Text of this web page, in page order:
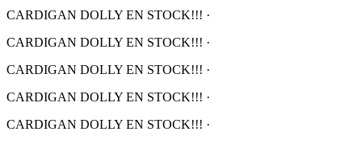
CARDIGAN DOLLY EN STOCK!!! ·
CARDIGAN DOLLY EN STOCK!!! ·
CARDIGAN DOLLY EN STOCK!!! ·
CARDIGAN DOLLY EN STOCK!!! ·
CARDIGAN DOLLY EN STOCK!!! ·